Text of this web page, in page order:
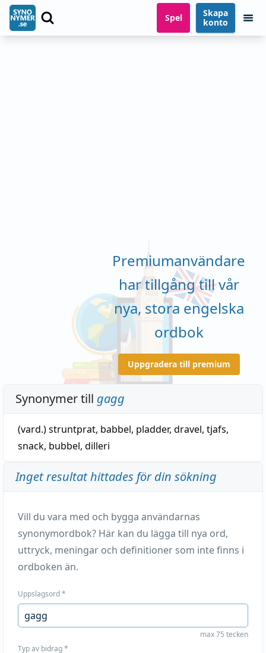
Spel
Skapa
konto
Premiumanvändare
har tillgång till vår
nya, stora engelska
ordbok
Uppgradera till premium
Synonymer till gagg
(vard.)struntprat, babbel, pladder, dravel, tjafs,
snack, bubbel, dilleri
Inget resultat hittades för din sökning
Vill du vara med och bygga användarnas
synonymordbok? Här kan du lägga till nya ord,
uttryck, meningar och definitioner som inte finns i
ordboken än.
Uppslagsord*
max 75 tecken
Typ av bidrag*